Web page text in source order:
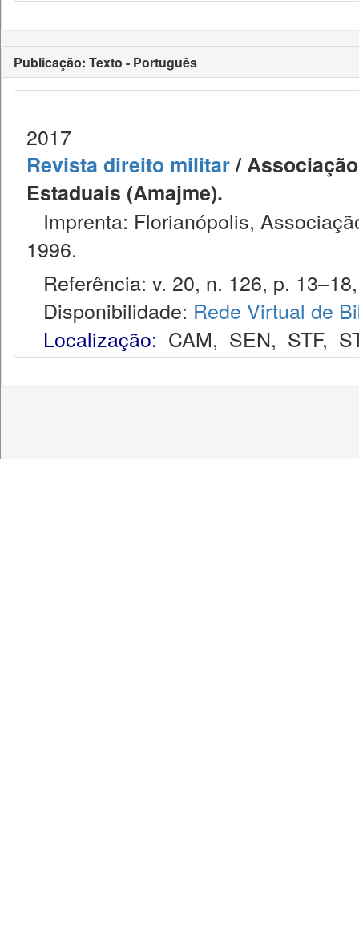
Publicação: Texto - Português
2017
Revista direito militar/
Estaduais (Amajme).
Imprenta: Florianópolis,
1996.
Referência: v. 20, n. 126, p.
Disponibilidade: Rede Virtual de
Localização: CAM, SEN, STF,